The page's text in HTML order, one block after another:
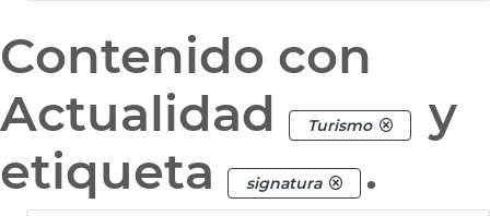
Contenido con
Actualidad
Turismo
y
etiqueta
signatura .